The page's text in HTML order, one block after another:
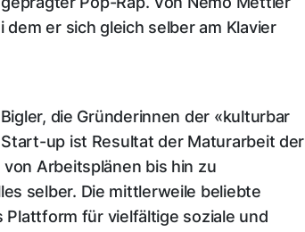
er sich gleich selber am Klavier
die Gründerinnen der «kulturbar
up ist Resultat der Maturarbeit der
Arbeitsplänen bis hin zu
selber. Die mittlerweile beliebte
für vielfältige soziale und